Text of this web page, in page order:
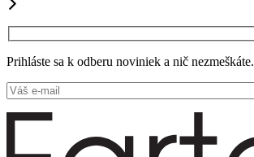
Prihláste sa k odberu noviniek a nič nezmeškáte.